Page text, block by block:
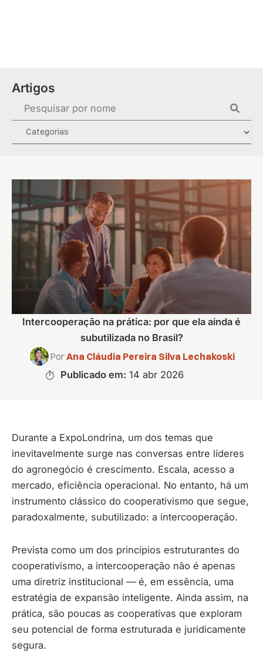
Artigos
Intercooperação na prática: por que ela ainda é
subutilizada no Brasil?
PorAna Cláudia Pereira Silva Lechakoski
Publicado em: 14 abr 2026
Durante a ExpoLondrina, um dos temas que
inevitavelmente surge nas conversas entre líderes
do agronegócio é crescimento. Escala, acesso a
mercado, eficiência operacional. No entanto, há um
instrumento clássico do cooperativismo que segue,
paradoxalmente, subutilizado: a intercooperação.
Prevista como um dos princípios estruturantes do
cooperativismo, a intercooperação não é apenas
uma diretriz institucional — é, em essência, uma
estratégia de expansão inteligente. Ainda assim, na
prática, são poucas as cooperativas que exploram
seu potencial de forma estruturada e juridicamente
segura.